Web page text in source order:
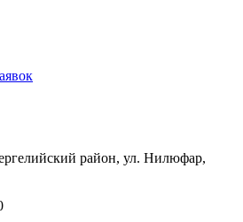
район, ул. Нилюфар,